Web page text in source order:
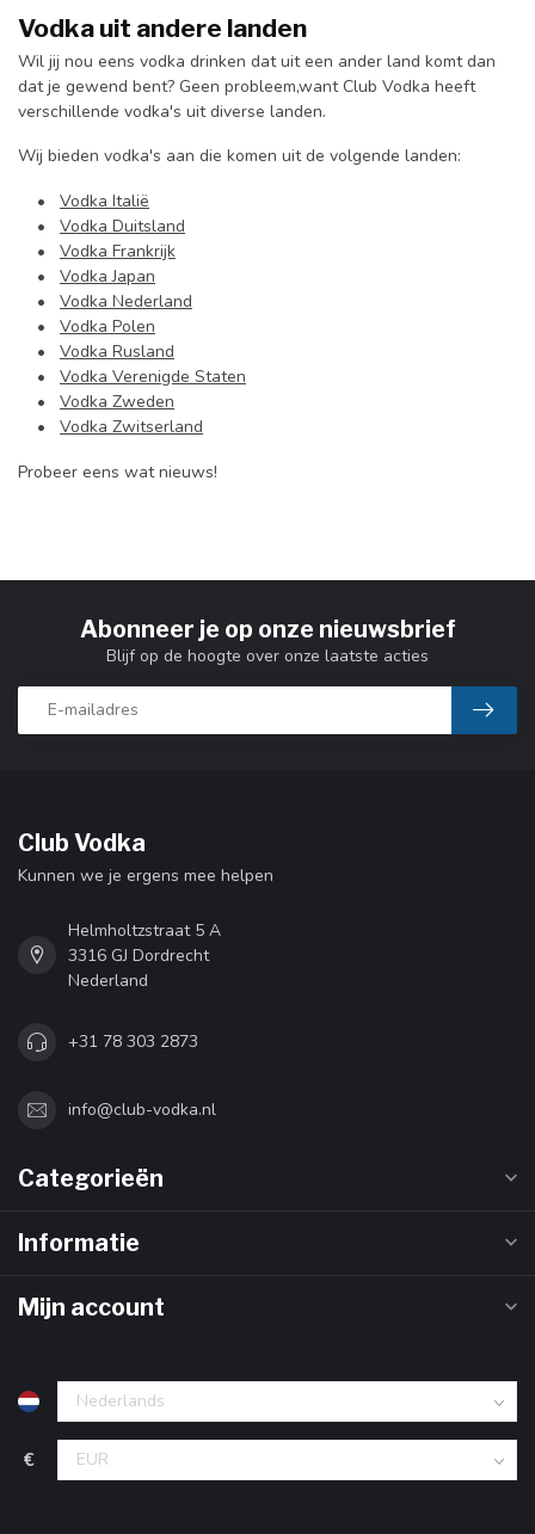
Vodka uit andere landen
Wil jij nou eens vodka drinken dat uit een ander land komt dan
dat je gewend bent? Geen probleem,want Club Vodka heeft
verschillende vodka's uit diverse landen.
Wij bieden vodka's aan die komen uit de volgende landen:
• Vodka Italië
• Vodka Duitsland
• Vodka Frankrijk
• Vodka Japan
• Vodka Nederland
• Vodka Polen
• Vodka Rusland
• Vodka Verenigde Staten
• Vodka Zweden
• Vodka Zwitserland
Probeer eens wat nieuws!
Abonneer je op onze nieuwsbrief
Blijf op de hoogte over onze laatste acties
Club Vodka
Kunnen we je ergens mee helpen
Helmholtzstraat 5 A
3316 GJ Dordrecht
Nederland
+31 78 303 2873
info@club-vodka.nl
Categorieën
Informatie
Mijn account
€